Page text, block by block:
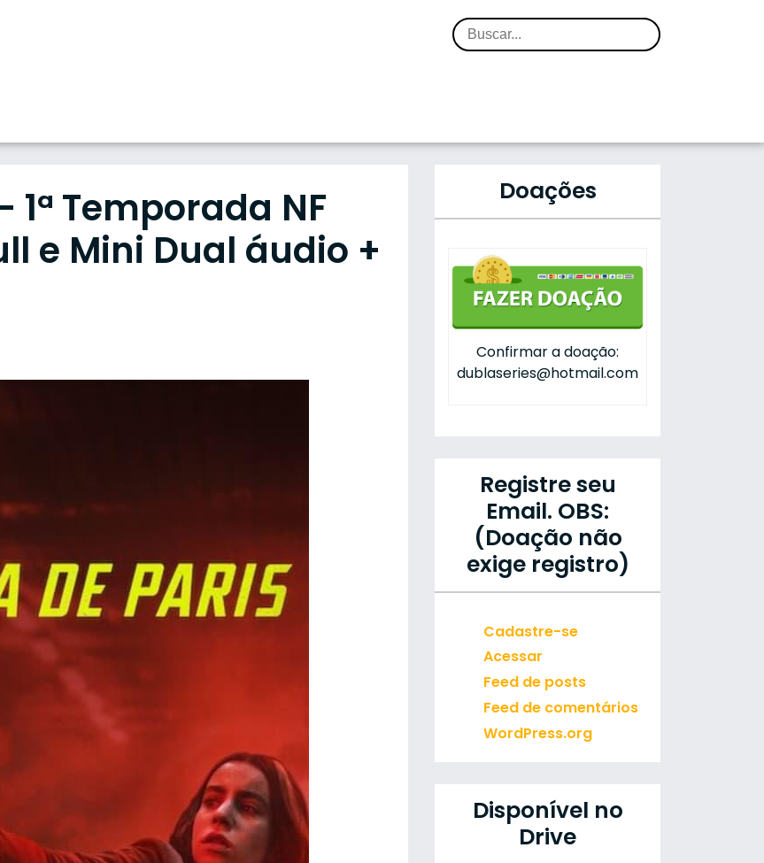
1ª Temporada NF
e Mini Dual áudio +
Doações
Confirmar a doação:
dublaseries@hotmail.com
Registre seu
Email. OBS:
(Doação não
exige registro)
Cadastre-se
Acessar
Feed de posts
Feed de comentários
WordPress.org
Disponível no
Drive